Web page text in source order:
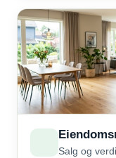
Salg og